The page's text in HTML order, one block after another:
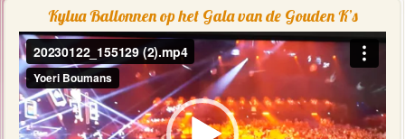
Kylua Ballonnen op het Gala van de Gouden K’s
Videospeler